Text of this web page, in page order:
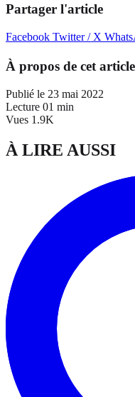
Partager l'article
Facebook Twitter / X
À propos de cet article
Publié le 23 mai 2022
Lecture 01 min
Vues 1.9K
À LIRE AUSSI